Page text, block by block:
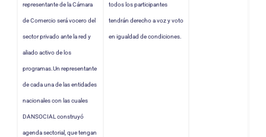
representante de la Cámara
de Comercio será vocero del
sector privado ante la red y
aliado activo de los
programas.Un representante
de cada una de las entidades
nacionales con las cuales
DANSOCIAL construyó
agenda sectorial, que tengan
todos los participantes
tendrán derecho a voz y voto
en igualdad de condiciones.